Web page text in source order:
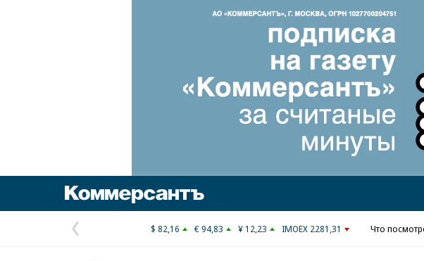
Предыдущая
$ 82,16 € 94,83 ¥ 12,23 IMOEX 2281,31 Что